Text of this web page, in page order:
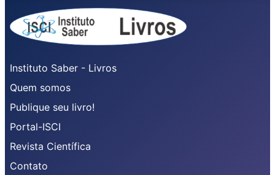
Instituto Saber - Livros
Quem somos
Publique seu livro!
Portal-ISCI
Revista Científica
Contato